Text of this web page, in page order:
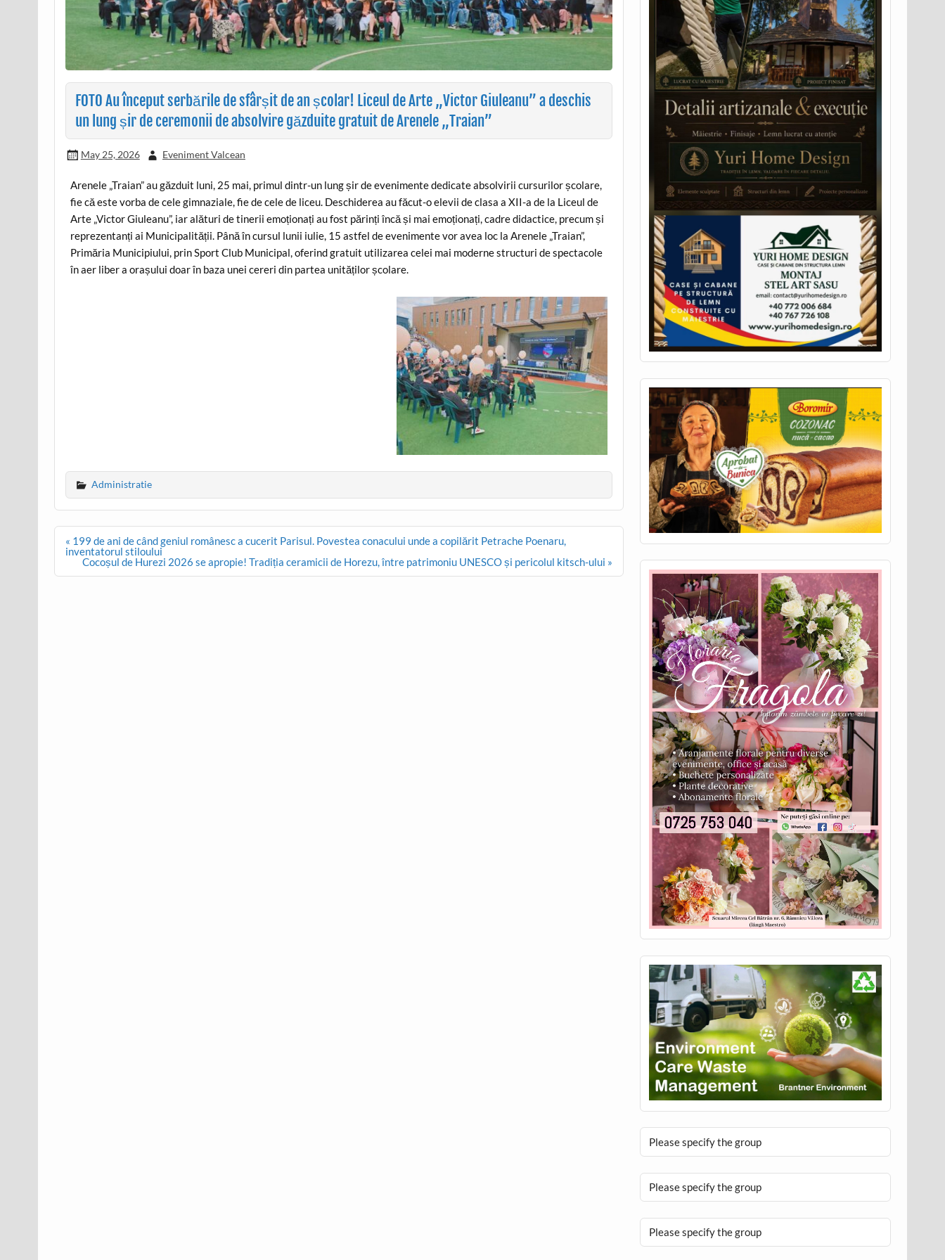
FOTO Au început serbările de sfârșit de an școlar! Liceul de Arte „Victor Giuleanu” a deschis
un lung șir de ceremonii de absolvire găzduite gratuit de Arenele „Traian”
May 25, 2026 Eveniment Valcean
Arenele „Traian” au găzduit luni, 25 mai, primul dintr-un lung șir de evenimente dedicate absolvirii cursurilor școlare,
fie că este vorba de cele gimnaziale, fie de cele de liceu. Deschiderea au făcut-o elevii de clasa a XII-a de la Liceul de
Arte „Victor Giuleanu”, iar alături de tinerii emoționați au fost părinți încă și mai emoționați, cadre didactice, precum și
reprezentanți ai Municipalității. Până în cursul lunii iulie, 15 astfel de evenimente vor avea loc la Arenele „Traian”,
Primăria Municipiului, prin Sport Club Municipal, oferind gratuit utilizarea celei mai moderne structuri de spectacole
în aer liber a orașului doar în baza unei cereri din partea unităților școlare.
Administratie
Post
navigation
« 199 de ani de când geniul românesc a cucerit Parisul. Povestea conacului unde a copilărit Petrache Poenaru,
inventatorul stiloului
Cocoșul de Hurezi 2026 se apropie! Tradiția ceramicii de Horezu, între patrimoniu UNESCO și pericolul kitsch-ului »
Please specify the group
Please specify the group
Please specify the group